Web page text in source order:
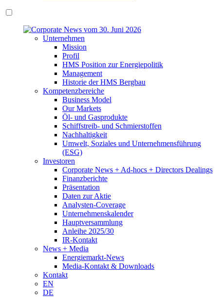
Unternehmen
Mission
Profil
HMS Position zur Energiepolitik
Management
Historie der HMS Bergbau
Kompetenzbereiche
Business Model
Our Markets
Öl- und Gasprodukte
Schiffstreib- und Schmierstoffen
Nachhaltigkeit
Umwelt, Soziales und Unternehmensführung
(ESG)
Investoren
Corporate News + Ad-hocs + Directors Dealings
Finanzberichte
Präsentation
Daten zur Aktie
Analysten-Coverage
Unternehmenskalender
Hauptversammlung
Anleihe 2025/30
IR-Kontakt
News + Media
Energiemarkt-News
Media-Kontakt & Downloads
Kontakt
EN
DE